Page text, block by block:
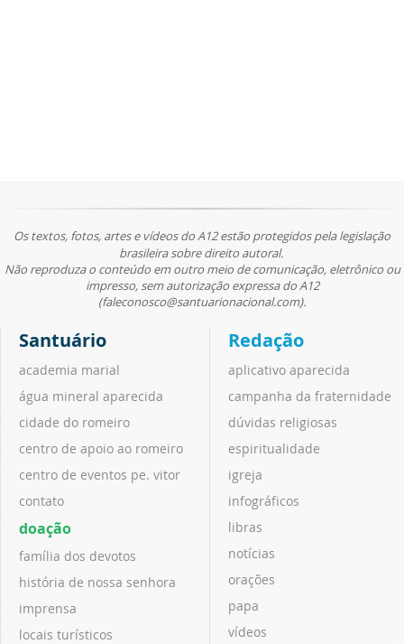
Os textos, fotos, artes e vídeos do A12 estão protegidos pela legislação
brasileira sobre direito autoral.
Não reproduza o conteúdo em outro meio de comunicação, eletrônico ou
impresso, sem autorização expressa do A12
(faleconosco@santuarionacional.com).
Santuário
academia marial
água mineral aparecida
cidade do romeiro
centro de apoio ao romeiro
centro de eventos pe. vitor
contato
doação
família dos devotos
história de nossa senhora
imprensa
locais turísticos
Redação
aplicativo aparecida
campanha da fraternidade
dúvidas religiosas
espiritualidade
igreja
infográficos
libras
notícias
orações
papa
vídeos